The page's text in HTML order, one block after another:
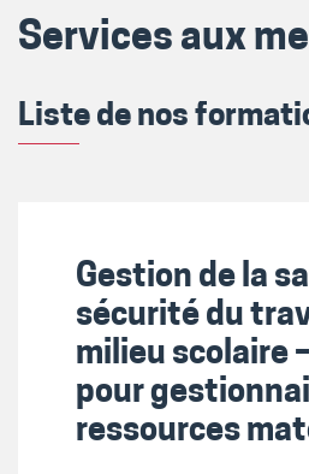
Services aux
Liste de nos
Gestion de la
sécurité du
milieu scolaire
pour
ressources